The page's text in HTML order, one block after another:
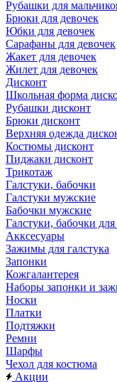
Рубашки для
Брюки для девочек
Юбки для девочек
Сарафаны для девочек
Жакет для девочек
Жилет для девочек
Дисконт
Школьная форма
Рубашки дисконт
Брюки дисконт
Верхняя одежда
Костюмы дисконт
Пиджаки дисконт
Трикотаж
Галстуки, бабочки
Галстуки мужские
Бабочки мужские
Галстуки, бабочки
Акксесуары
Зажимы для галстука
Запонки
Кожгалантерея
Наборы запонки и
Носки
Платки
Подтяжки
Ремни
Шарфы
Чехол для костюма
Акции